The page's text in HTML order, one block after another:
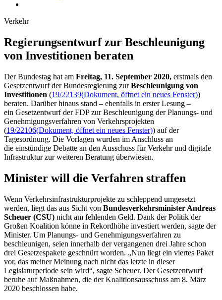
Verkehr
Regierungsentwurf zur Be­schleunigung
von In­ves­titionen beraten
Der Bundestag hat am Freitag, 11. September 2020, erstmals den
Gesetzentwurf der Bundesregierung zurBeschleunigung von
Investitionen (19/22139(Dokument, öffnet ein neues Fenster))
beraten. Darüber hinaus stand – ebenfalls in erster Lesung –
ein Gesetzentwurf der FDP zur Beschleunigung der Planungs- und
Genehmigungsverfahren von Verkehrsprojekten
(19/22106(Dokument, öffnet ein neues Fenster)) auf der
Tagesordnung. Die Vorlagen wurden im Anschluss an
die einstündige Debatte an den Ausschuss für Verkehr und digitale
Infrastruktur zur weiteren Beratung überwiesen.
Minister will die Verfahren straffen
Wenn Verkehrsinfrastrukturprojekte zu schleppend umgesetzt
werden, liegt das aus Sicht von Bundesverkehrsminister Andreas
Scheuer (CSU) nicht am fehlenden Geld. Dank der Politik der
Großen Koalition könne in Rekordhöhe investiert werden, sagte der
Minister. Um Planungs- und Genehmigungsverfahren zu
beschleunigen, seien innerhalb der vergangenen drei Jahre schon
drei Gesetzespakete geschnürt worden. „Nun liegt ein viertes Paket
vor, das meiner Meinung nach nicht das letzte in dieser
Legislaturperiode sein wird“, sagte Scheuer. Der Gesetzentwurf
beruhe auf Maßnahmen, die der Koalitionsausschuss am 8. März
2020 beschlossen habe.